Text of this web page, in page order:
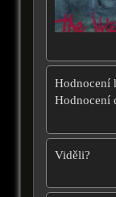
Hodnocení
Hodnocení
Viděli?